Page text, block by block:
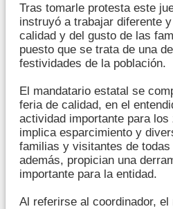
Tras tomarle protesta este
instruyó a trabajar diferente
calidad y del gusto de las
puesto que se trata de una
festividades de la población.
El mandatario estatal se
feria de calidad, en el
actividad importante para
implica esparcimiento y
familias y visitantes de
además, propician una
importante para la entidad.
Al referirse al coordinador, el